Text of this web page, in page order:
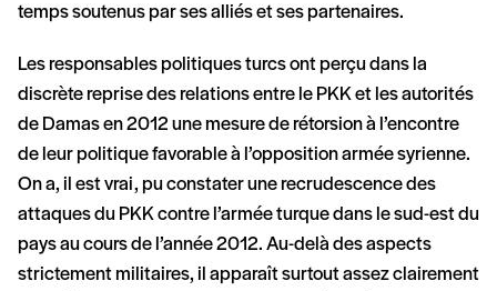
temps soutenus par ses alliés et ses partenaires.
Les responsables politiques turcs ont perçu dans la
discrète reprise des relations entre le PKK et les autorités
de Damas en 2012 une mesure de rétorsion à l’encontre
de leur politique favorable à l’opposition armée syrienne.
On a, il est vrai, pu constater une recrudescence des
attaques du PKK contre l’armée turque dans le sud-est du
pays au cours de l’année 2012. Au-delà des aspects
strictement militaires, il apparaît surtout assez clairement